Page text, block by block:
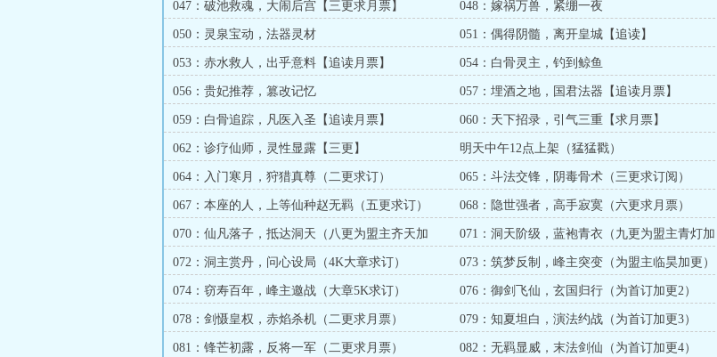
047：破池救魂，大闹后宫【三更求月票】 048：嫁祸万兽，紧绷一夜
050：灵泉宝动，法器灵材 051：偶得阴髓，离开皇城【追读】
053：赤水救人，出乎意料【追读月票】 054：白骨灵主，钓到鲸鱼
056：贵妃推荐，篡改记忆 057：埋酒之地，国君法器【追读月票】
059：白骨追踪，凡医入圣【追读月票】 060：天下招录，引气三重【求月票】
062：诊疗仙师，灵性显露【三更】 明天中午12点上架（猛猛戳）
064：入门寒月，狩猎真尊（二更求订） 065：斗法交锋，阴毒骨术（三更求订阅）
067：本座的人，上等仙种赵无羁（五更求订） 068：隐世强者，高手寂寞（六更求月票）
070：仙凡落子，抵达洞天（八更为盟主齐天加
更）
071：洞天阶级，蓝袍青衣（九更为盟主青灯加
更）
072：洞主赏丹，问心设局（4K大章求订） 073：筑梦反制，峰主突变（为盟主临昊加更）
074：窃寿百年，峰主邀战（大章5K求订） 076：御剑飞仙，玄国归行（为首订加更2）
078：剑慑皇权，赤焰杀机（二更求月票） 079：知夏坦白，演法约战（为首订加更3）
081：锋芒初露，反将一军（二更求月票） 082：无羁显威，末法剑仙（为首订加更4）